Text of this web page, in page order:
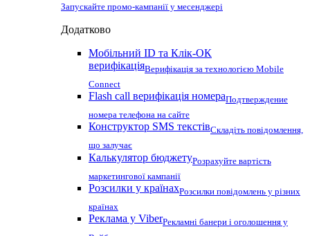
Запускайте промо-кампанії у месенджері
Додатково
Мобільний ID та Клік-ОК
верифікаціяВерифікація за технологією Mobile
Connect
Flash call верифікація номераПодтверждение
номера телефона на сайте
Конструктор SMS текстівСкладіть повідомлення,
що залучає
Калькулятор бюджетуРозрахуйте вартість
маркетингової кампанії
Розсилки у країнахРозсилки повідомлень у різних
країнах
Реклама у ViberРекламні банери і оголошення у